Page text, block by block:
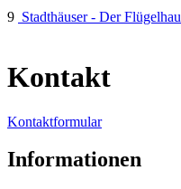
9 Stadthäuser - Der
Kontakt
Kontaktformular
Informationen